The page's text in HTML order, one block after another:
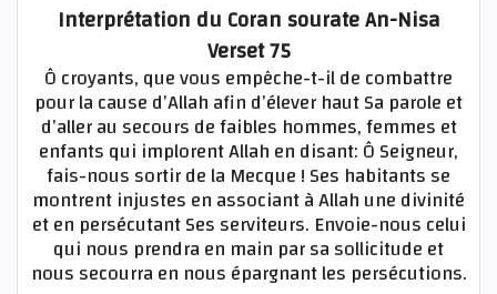
Interprétation du Coran sourate An-Nisa
Verset 75
Ô croyants, que vous empêche-t-il de combattre
pour la cause d’Allah afin d’élever haut Sa parole et
d’aller au secours de faibles hommes, femmes et
enfants qui implorent Allah en disant: Ô Seigneur,
fais-nous sortir de la Mecque ! Ses habitants se
montrent injustes en associant à Allah une divinité
et en persécutant Ses serviteurs. Envoie-nous celui
qui nous prendra en main par sa sollicitude et
nous secourra en nous épargnant les persécutions.